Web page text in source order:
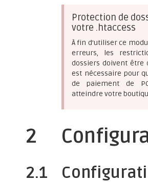
Protection de
votre .htaccess
À fin d'utiliser ce
erreurs, les
dossiers doivent être
est nécessaire pour
de paiement de
atteindre votre
2
2.1